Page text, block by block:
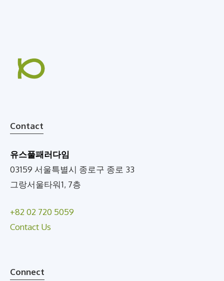
Contact
유스풀패러다임
03159 서울특별시 종로구 종로 33
그랑서울타워1, 7층
+82 02 720 5059
Contact Us
Connect